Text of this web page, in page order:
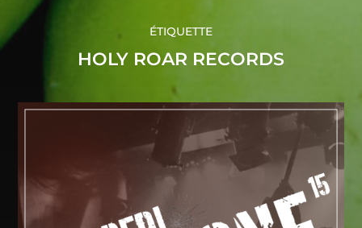
ÉTIQUETTE
HOLY ROAR RECORDS